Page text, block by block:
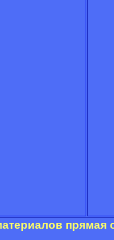
прямая